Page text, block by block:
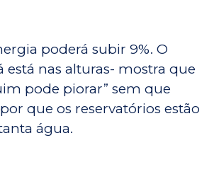
poderá subir 9%. O
está nas alturas- mostra que
pode piorar” sem que
que os reservatórios estão
água.